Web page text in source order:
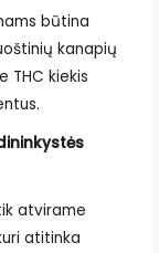
būtina
kanapių
THC kiekis
atvirame
atitinka